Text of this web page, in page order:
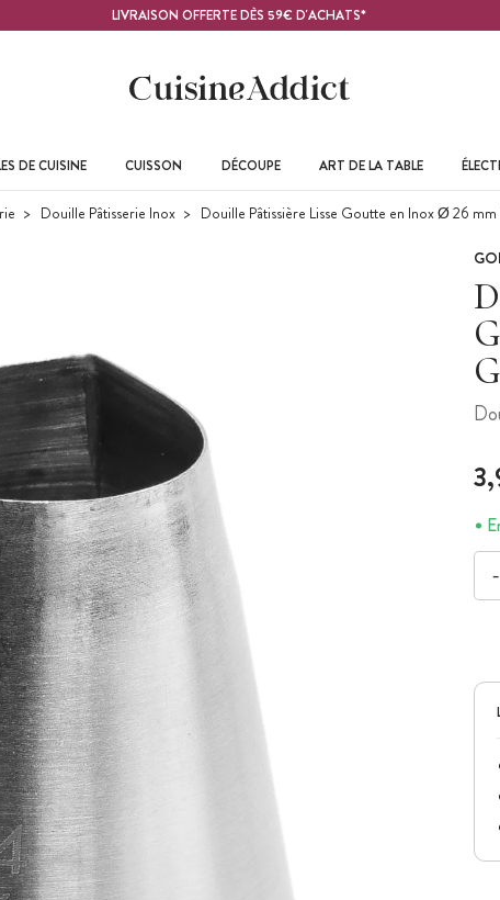
LIVRAISON OFFERTE DÈS 59€ D'ACHATS*
DE CUISINE CUISSON DÉCOUPE ART DE LA TABLE
Douille Pâtisserie Inox Douille Pâtissière Lisse Goutte en Inox Ø 26
-